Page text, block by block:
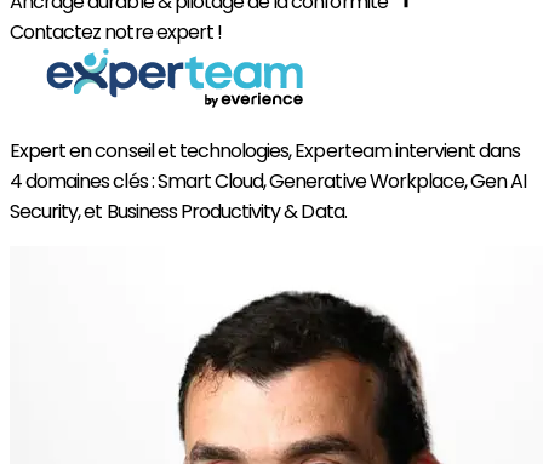
Contactez notre expert !
Expert en conseil et technologies, Experteam intervient dans
4 domaines clés : Smart Cloud, Generative Workplace, Gen AI
Security, et Business Productivity & Data.